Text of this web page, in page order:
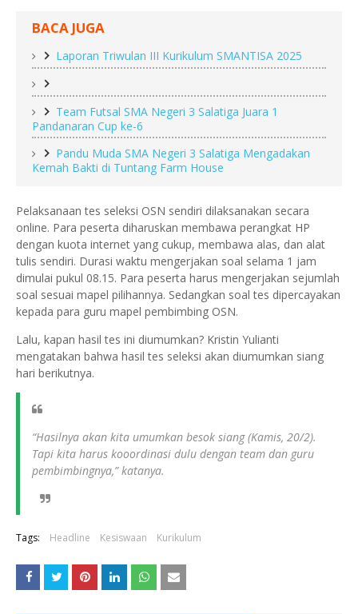
BACA JUGA
Laporan Triwulan III Kurikulum SMANTISA 2025
Team Futsal SMA Negeri 3 Salatiga Juara 1
Pandanaran Cup ke-6
Pandu Muda SMA Negeri 3 Salatiga Mengadakan
Kemah Bakti di Tuntang Farm House
Pelaksanaan tes seleksi OSN sendiri dilaksanakan secara
online. Para peserta diharuskan membawa perangkat HP
dengan kuota internet yang cukup, membawa alas, dan alat
tulis sendiri. Durasi waktu mengerjakan soal selama 1 jam
dimulai pukul 08.15. Para peserta harus mengerjakan sejumlah
soal sesuai mapel pilihannya. Sedangkan soal tes dipercayakan
kepada para guru mapel pembimbing OSN.
Lalu, kapan hasil tes ini diumumkan? Kristin Yulianti
mengatakan bahwa hasil tes seleksi akan diumumkan siang
hari berikutnya.
“Hasilnya akan kita umumkan besok siang (Kamis, 20/2).
Tapi kita harus kooordinasi dulu dengan team dan guru
pembimbingnya,” katanya.
Tags: Headline Kesiswaan Kurikulum